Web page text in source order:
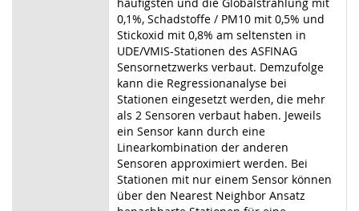
0,1%, Schadstoffe / PM10 mit 0,5% und
Stickoxid mit 0,8% am seltensten in
UDE/VMIS-Stationen des ASFINAG
Sensornetzwerks verbaut. Demzufolge
kann die Regressionanalyse bei
Stationen eingesetzt werden, die mehr
als 2 Sensoren verbaut haben. Jeweils
ein Sensor kann durch eine
Linearkombination der anderen
Sensoren approximiert werden. Bei
Stationen mit nur einem Sensor können
über den Nearest Neighbor Ansatz